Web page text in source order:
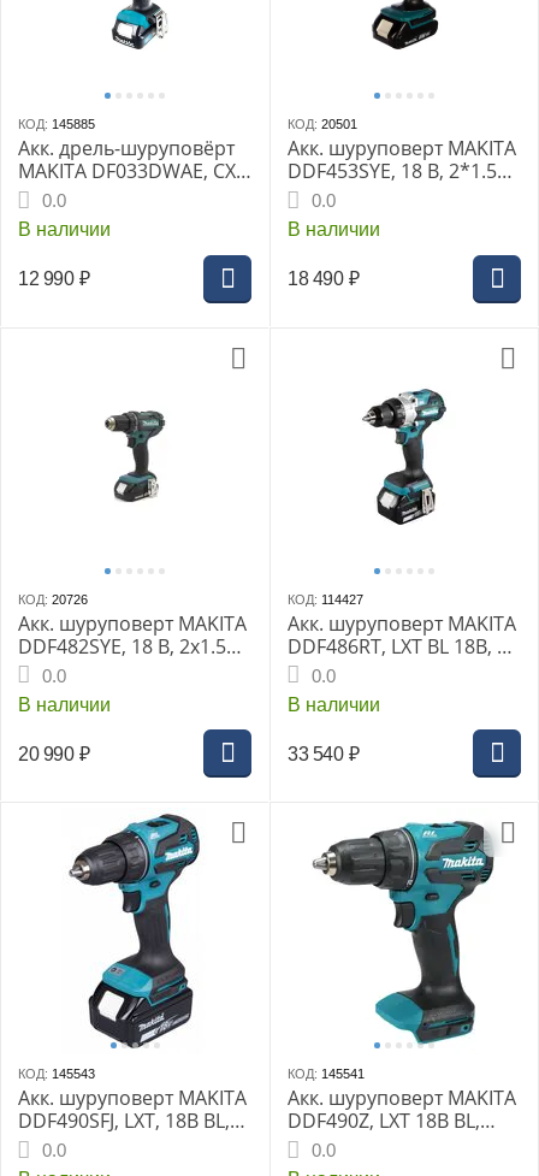
КОД: 145885
Акк. дрель-шуруповёрт
MAKITA DF033DWAE, CXT
12В max, 1/4", 30/14 Нм,
2х2.0 Ач, з/у
0.0
В наличии
12 990 ₽
КОД: 20501
Акк. шуруповерт MAKITA
DDF453SYE, 18 В, 2*1.5
Ач, 42 Нм, БЗП 13 мм,
1300 об/мин, 1.6 кг, кейс
0.0
В наличии
18 490 ₽
КОД: 20726
Акк. шуруповерт MAKITA
DDF482SYE, 18 В, 2x1.5
Ач, Li-ion, БЗП-13 мм, 0-
600\1900 об\м, 62\36 Нм,
1.5 кг, чем., XPT
0.0
В наличии
20 990 ₽
КОД: 114427
Акк. шуруповерт MAKITA
DDF486RT, LXT BL 18В, 13
мм, 130/65 Нм, 1x5.0 Ач,
з/у
0.0
В наличии
33 540 ₽
КОД: 145543
Акк. шуруповерт MAKITA
DDF490SFJ, LXT, 18В BL,
XPT, 13 мм, 50/27 Нм,
2х3,0 Ач, ЗУ, Makpac2
0.0
КОД: 145541
Акк. шуруповерт MAKITA
DDF490Z, LXT 18В BL,
XPT, 13 мм, 50/27 Нм,
без АКБ и З/У
0.0